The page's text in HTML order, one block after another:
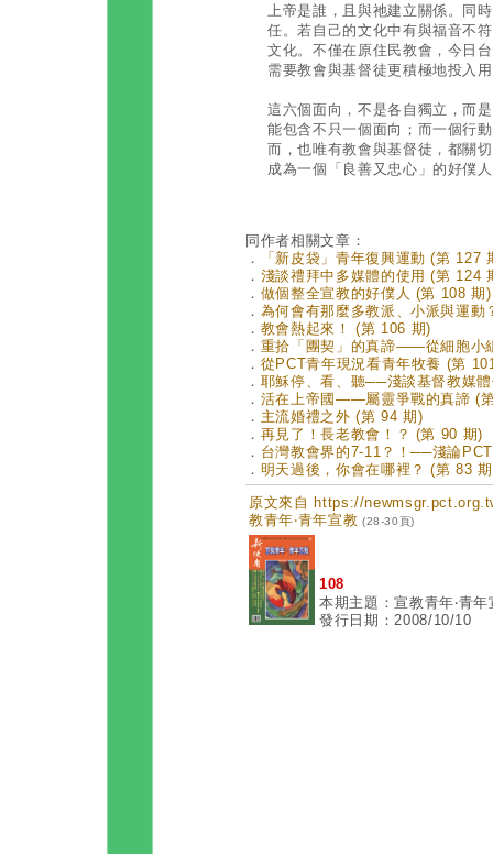
上帝是誰，且與祂建立關係。同
任。若自己的文化中有與福音不
文化。不僅在原住民教會，今日
需要教會與基督徒更積極地投入
這六個面向，不是各自獨立，而
能包含不只一個面向；而一個行
而，也唯有教會與基督徒，都關
成為一個「良善又忠心」的好僕
同作者相關文章：
．
「新皮袋」青年復興運動 (第 127
． 淺談禮拜中多媒體的使用 (第 124
． 做個整全宣教的好僕人 (第 108 期)
． 為何會有那麼多教派、小派與運動
． 教會熱起來！ (第 106 期)
． 重拾「團契」的真諦——從細胞小
． 從PCT青年現況看青年牧養 (第
． 耶穌停、看、聽──淺談基督教媒
． 活在上帝國——屬靈爭戰的真諦 (
． 主流婚禮之外 (第 94 期)
． 再見了！長老教會！？ (第 90 期)
． 台灣教會界的7-11？！──淺論
． 明天過後，你會在哪裡？ (第 83
原文來自 https://
教青年‧青年宣教 (28-30頁)
108
本期主題：宣教青年‧青年
發行日期：2008/10/10